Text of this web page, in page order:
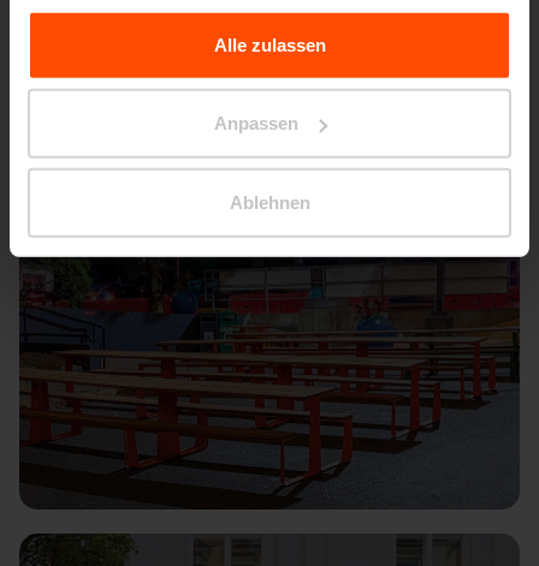
gesammelt haben.
Für weitere Informationen besuchen Sie bitte Principles
Alle zulassen
Anpassen
Ablehnen